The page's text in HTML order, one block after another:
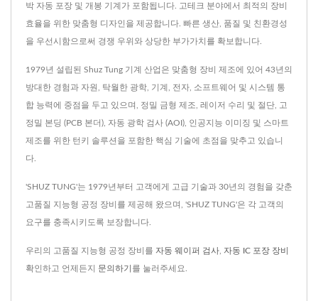
박 자동 포장 및 개봉 기계가 포함됩니다. 고테크 분야에서 최적의 장비
효율을 위한 맞춤형 디자인을 제공합니다. 빠른 생산, 품질 및 친환경성
을 우선시함으로써 경쟁 우위와 상당한 부가가치를 확보합니다.
1979년 설립된 Shuz Tung 기계 산업은 맞춤형 장비 제조에 있어 43년의
방대한 경험과 자원, 탁월한 광학, 기계, 전자, 소프트웨어 및 시스템 통
합 능력에 중점을 두고 있으며, 정밀 금형 제조, 레이저 수리 및 절단, 고
정밀 본딩 (PCB 본더), 자동 광학 검사 (AOI), 인공지능 이미징 및 스마트
제조를 위한 턴키 솔루션을 포함한 핵심 기술에 초점을 맞추고 있습니
다.
'SHUZ TUNG'는 1979년부터 고객에게 고급 기술과 30년의 경험을 갖춘
고품질 지능형 공정 장비를 제공해 왔으며, 'SHUZ TUNG'은 각 고객의
요구를 충족시키도록 보장합니다.
우리의 고품질 지능형 공정 장비를 자동 웨이퍼 검사 자동 IC 포장 장비
확인하고 언제든지 문의하기 를 눌러주세요.